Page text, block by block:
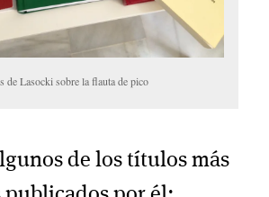
de Lasocki sobre la flauta de pico
de los títulos más